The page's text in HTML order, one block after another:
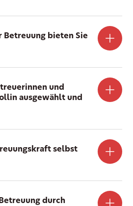
Betreuung bieten Sie
und
ausgewählt und
selbst
durch